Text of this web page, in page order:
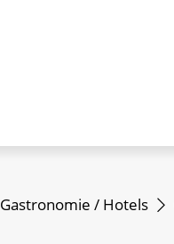
Gastronomie / Hotels